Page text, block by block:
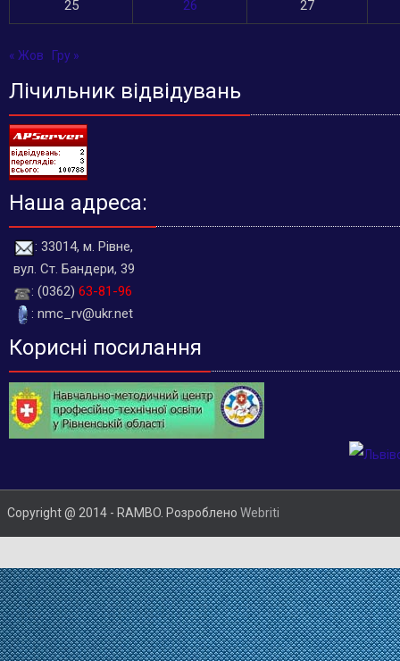
25 26 27
« Жов Гру »
Лічильник відвідувань
Наша адреса:
: 33014, м. Рівне,
вул. Ст. Бандери, 39
: (0362) 63-81-96
: nmc_rv@ukr.net
Корисні посилання
Copyright @ 2014 - RAMBO. Розроблено Webriti